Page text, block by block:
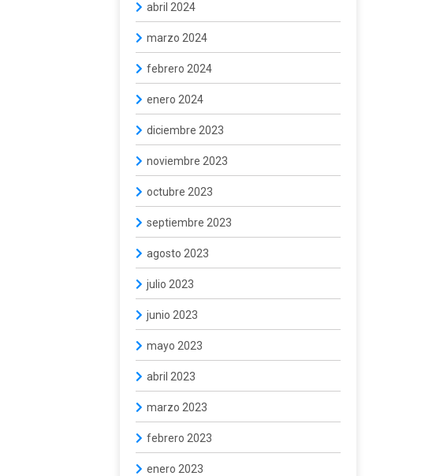
abril 2024
marzo 2024
febrero 2024
enero 2024
diciembre 2023
noviembre 2023
octubre 2023
septiembre 2023
agosto 2023
julio 2023
junio 2023
mayo 2023
abril 2023
marzo 2023
febrero 2023
enero 2023